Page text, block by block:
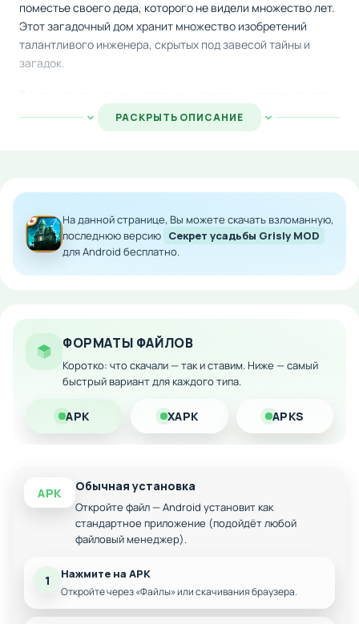
поместье своего деда, которого не видели множество лет.
Этот загадочный дом хранит множество изобретений
талантливого инженера, скрытых под завесой тайны и
загадок.
секреты особняка. Вам предстоит разгадывать сложные
логические ребусы, искать скрытые комнаты и исследовать
Особенности мода:
Увлекательный сюжет с неожиданными
поворотами
Атмосферный игровой мир с загадочной
историей
Оптимизация для Android-устройств
Загрузите модифицированную версию на Android и
окунитесь в мир тайн и приключений вместе с героем этой
РАСКРЫТЬ ОПИСАНИЕ
На данной странице, Вы можете скачать взломанную,
последнюю версию Секрет усадьбы Grisly MOD
для Android бесплатно.
ФОРМАТЫ ФАЙЛОВ
Коротко: что скачали — так и ставим. Ниже — самый
быстрый вариант для каждого типа.
APK XAPK APKS
APK Обычная установка
Откройте файл — Android установит как
стандартное приложение (подойдёт любой
файловый менеджер).
1 Нажмите на APK
Откройте через «Файлы» или скачивания браузера.